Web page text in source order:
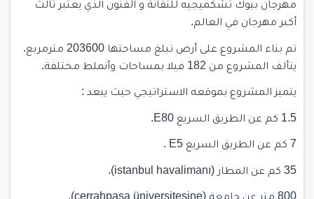
مهرجان بيوك تشكميجيه للثقانة و الفنون الذي يعتبر ثالث
أكبر مهرجان في العالم.
تم بناء المشروع على أرض تبلغ مساحتها 203600 مترمربع.
يتألف المشروع من 182 فيلا بمساحات وأنملط مختلفة.
يتميز المشروع بموقعه الاستراتيجي حيث يبعد :
1.5 كم عن الطريق السريع E80.
7 كم عن الطريق السريع E5 .
35 كم عن المطار (istanbul havalimanı).